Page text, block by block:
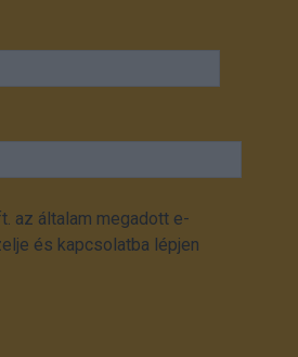
az általam megadott e-
és kapcsolatba lépjen